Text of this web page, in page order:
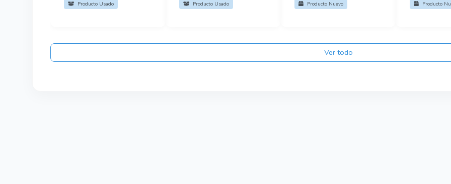
Producto Usado Producto Usado Producto Nuevo Producto
Ver todo